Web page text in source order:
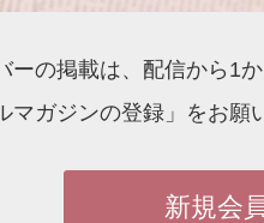
ーの掲載は、配信から1か
マガジンの登録」をお願
新規会